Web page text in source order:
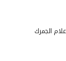
الجمرك